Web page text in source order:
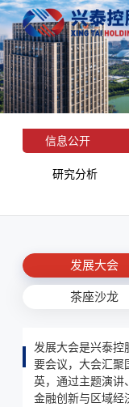
信息公开
研究分析
发展大会
茶座沙龙
发展大会是兴泰控
要会议，大会汇聚
英，通过主题演讲
金融创新与区域经